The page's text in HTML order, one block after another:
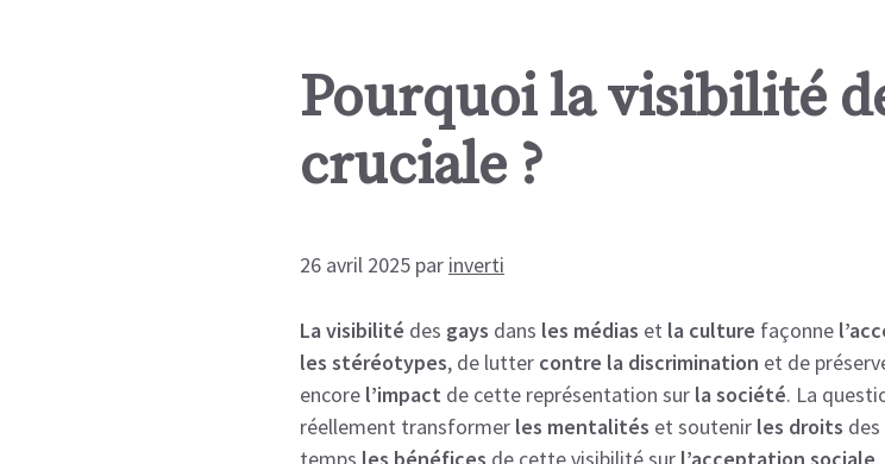
Pourquoi la visibilité
cruciale ?
26 avril 2025 par inverti
La visibilité des gays dans les médias et la culture façonne
les stéréotypes, de lutter contre la discrimination et de
encore l’impact de cette représentation sur la société. La
réellement transformer les mentalités et soutenir les droits des